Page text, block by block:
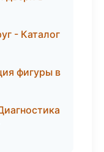
- Каталог
фигуры в